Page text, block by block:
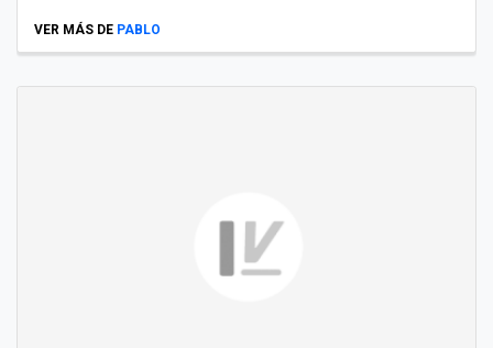
VER MÁS DE PABLO